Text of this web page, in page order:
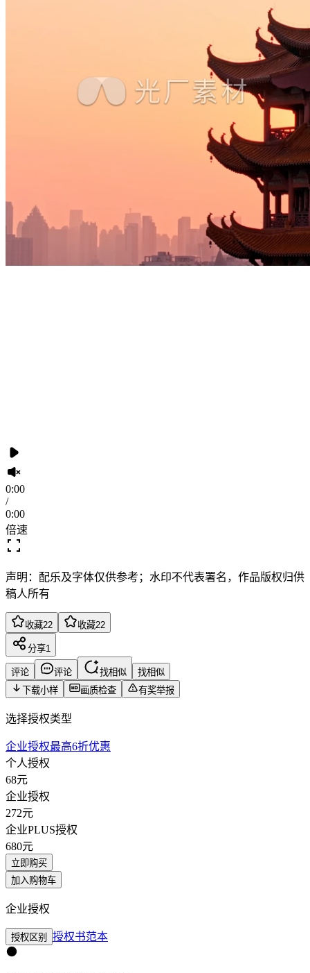
0:00
/
0:00
倍速
声明：配乐及字体仅供参考；水印不代表署名，作品版权归供
稿人所有
收藏22 收藏22
分享1
评论 评论 找相似
找相似
下载小样
画质检查 有奖举报
选择授权类型
企业授权最高6折优惠
个人授权
68元
企业授权
272元
企业PLUS授权
680元
立即购买
加入购物车
企业授权
授权区别 授权书范本